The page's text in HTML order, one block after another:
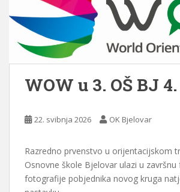
WOW u 3. OŠ BJ
22. svibnja 2026 OK Bjelovar
Razredno prvenstvo u orijentacijskom
Osnovne škole Bjelovar ulazi u završnu
fotografije pobjednika novog kruga